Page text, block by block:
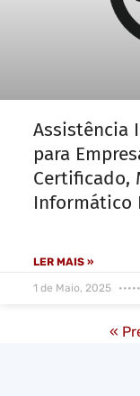
Assistência
para
Certificado,
Informático
LER MAIS »
1 de Maio, 2025
«